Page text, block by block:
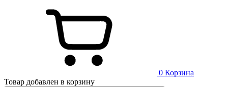
0 Корзина
Товар добавлен в корзину